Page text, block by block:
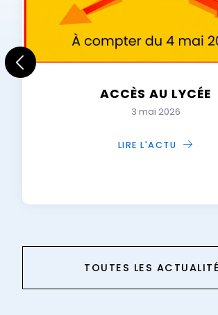
ACCÈS AU LYCÉE
3 mai 2026
LIRE L'ACTU
TOUTES LES